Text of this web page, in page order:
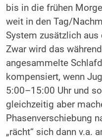
bis in die frühen
weit in den Tag/
System zusätzlich
Zwar wird das
angesammelte
kompensiert, wenn
5:00–15:00 Uhr und
gleichzeitig aber
Phasenverschiebung
„rächt“ sich dann v.a.